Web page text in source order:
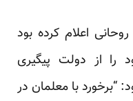
اعلام کرده بود
را از دولت پیگیری
“برخورد با معلمان در